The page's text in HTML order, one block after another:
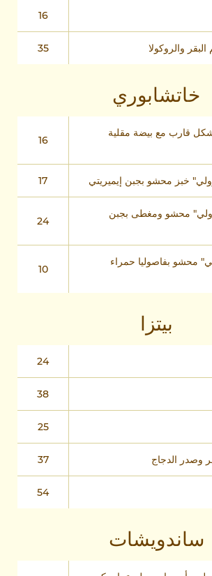
16
والروكولا 35
خاتشابوري
قارب مع بيضة مقلية
16
خبز محشو بجبن إيميريتي 17
محشو ومغطى بجبن
24
محشو بفاصوليا حمراء
10
بيتزا
24
38
25
وصدر الدجاج 37
54
ساندويشات